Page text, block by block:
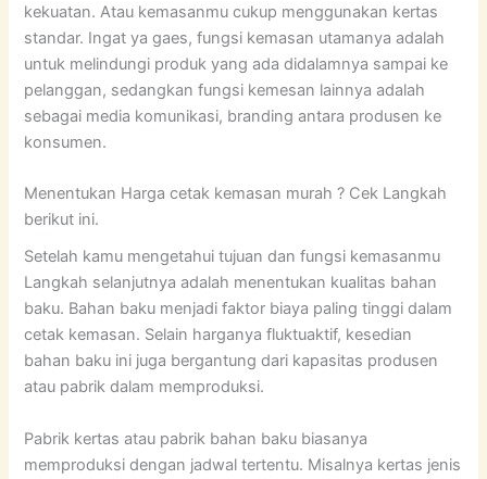
kekuatan. Atau kemasanmu cukup menggunakan kertas
standar. Ingat ya gaes, fungsi kemasan utamanya adalah
untuk melindungi produk yang ada didalamnya sampai ke
pelanggan, sedangkan fungsi kemesan lainnya adalah
sebagai media komunikasi, branding antara produsen ke
konsumen.
Menentukan Harga cetak kemasan murah ? Cek Langkah
berikut ini.
Setelah kamu mengetahui tujuan dan fungsi kemasanmu
Langkah selanjutnya adalah menentukan kualitas bahan
baku. Bahan baku menjadi faktor biaya paling tinggi dalam
cetak kemasan. Selain harganya fluktuaktif, kesedian
bahan baku ini juga bergantung dari kapasitas produsen
atau pabrik dalam memproduksi.
Pabrik kertas atau pabrik bahan baku biasanya
memproduksi dengan jadwal tertentu. Misalnya kertas jenis